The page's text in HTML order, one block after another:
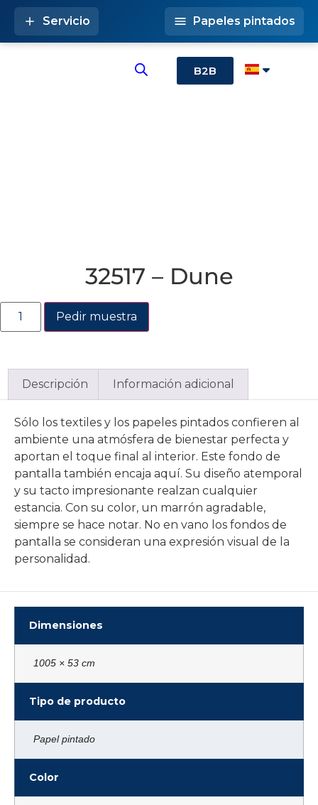
B2B
Servicio Papeles pintados
32517 – Dune
Pedir muestra
Descripción Información adicional
Sólo los textiles y los papeles pintados confieren al
ambiente una atmósfera de bienestar perfecta y
aportan el toque final al interior. Este fondo de
pantalla también encaja aquí. Su diseño atemporal
y su tacto impresionante realzan cualquier
estancia. Con su color, un marrón agradable,
siempre se hace notar. No en vano los fondos de
pantalla se consideran una expresión visual de la
personalidad.
Dimensiones
1005 × 53 cm
Tipo de producto
Papel pintado
Color